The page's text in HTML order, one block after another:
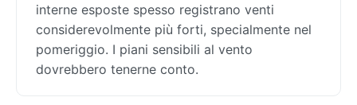
interne esposte spesso registrano venti
considerevolmente più forti, specialmente nel
pomeriggio. I piani sensibili al vento
dovrebbero tenerne conto.